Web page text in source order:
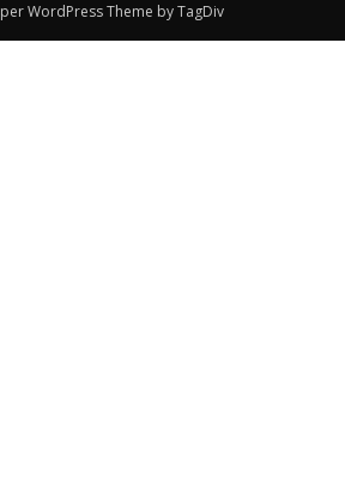
WordPress Theme by TagDiv